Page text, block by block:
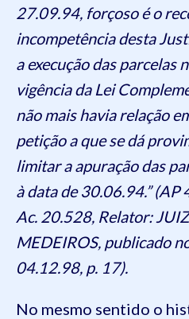
27.09.94, forçoso é o
incompetência desta
a execução das parcelas
vigência da Lei
não mais havia relação
petição a que se dá
limitar a apuração das
à data de 30.06.94.”
Ac. 20.528, Relator:
MEDEIROS, publicado
04.12.98, p. 17).
No mesmo sentido o